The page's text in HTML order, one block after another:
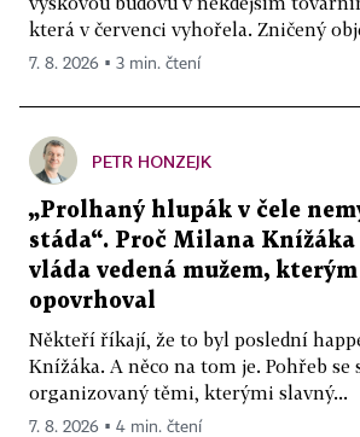
která v červenci vyhořela. Zničený
7. 8. 2026 ▪ 3 min. čtení
PETR HONZEJK
„Prolhaný hlupák v čele
stáda“. Proč Milana Knížáka
vláda vedená mužem,
opovrhoval
Někteří říkají, že to byl poslední
Knížáka. A něco na tom je. Pohřeb
organizovaný těmi, kterými slavný...
7. 8. 2026 ▪ 4 min. čtení